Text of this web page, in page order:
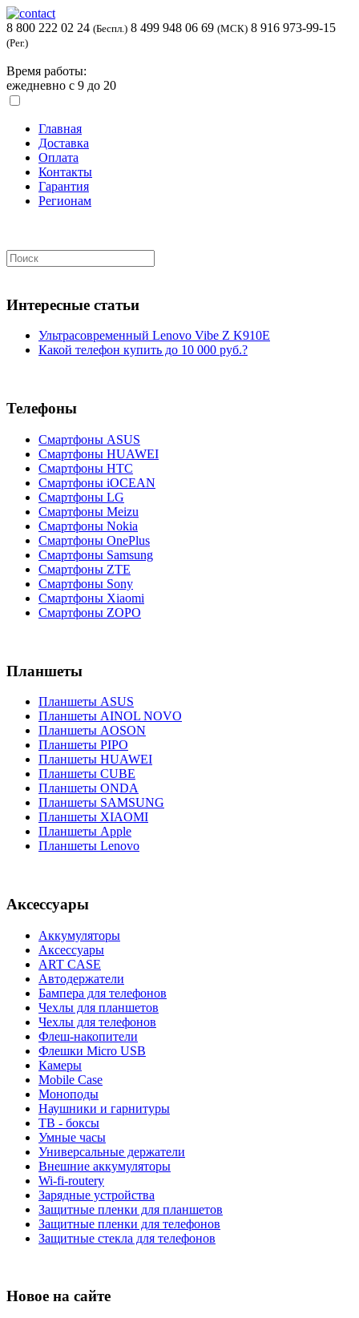
8 800 222 02 24 (Беспл.) 8 499 948 06 69 (МСК) 8 916 973-99-15
(Рег.)
Время работы:
ежедневно с 9 до 20
Главная
Доставка
Оплата
Контакты
Гарантия
Регионам
Интересные статьи
Ультрасовременный Lenovo Vibe Z K910E
Какой телефон купить до 10 000 руб.?
Телефоны
Смартфоны ASUS
Смартфоны HUAWEI
Смартфоны HTC
Смартфоны iOCEAN
Смартфоны LG
Смартфоны Meizu
Смартфоны Nokia
Смартфоны OnePlus
Смартфоны Samsung
Смартфоны ZTE
Смартфоны Sony
Смартфоны Xiaomi
Смартфоны ZOPO
Планшеты
Планшеты ASUS
Планшеты AINOL NOVO
Планшеты AOSON
Планшеты PIPO
Планшеты HUAWEI
Планшеты CUBE
Планшеты ONDA
Планшеты SAMSUNG
Планшеты XIAOMI
Планшеты Apple
Планшеты Lenovo
Аксессуары
Аккумуляторы
Аксессуары
ART CASE
Автодержатели
Бампера для телефонов
Чехлы для планшетов
Чехлы для телефонов
Флеш-накопители
Флешки Micro USB
Камеры
Mobile Case
Моноподы
Наушники и гарнитуры
ТВ - боксы
Умные часы
Универсальные держатели
Внешние аккумуляторы
Wi-fi-routery
Зарядные устройства
Защитные пленки для планшетов
Защитные пленки для телефонов
Защитные стекла для телефонов
Новое на сайте